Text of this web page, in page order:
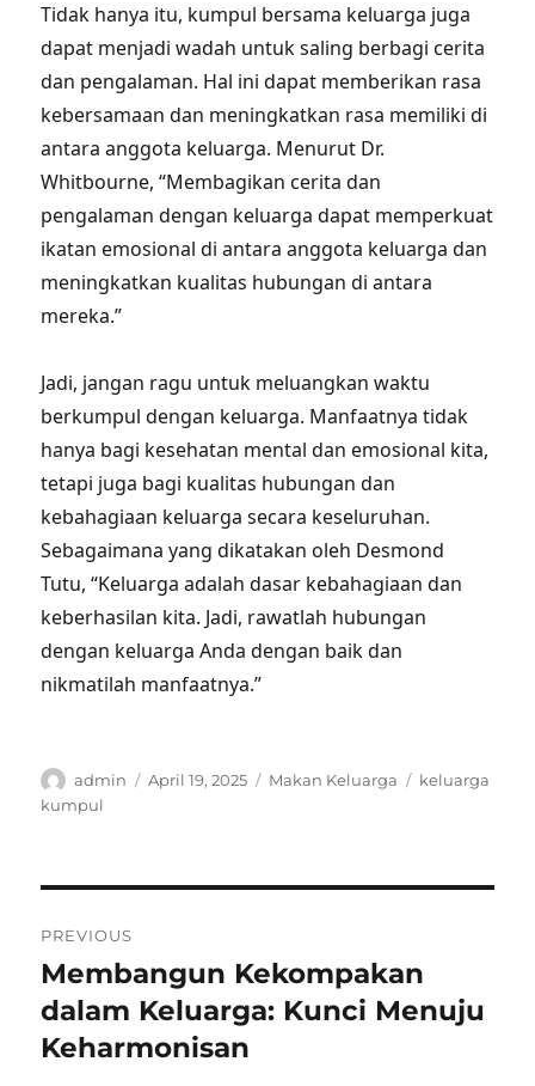
Tidak hanya itu, kumpul bersama keluarga juga
dapat menjadi wadah untuk saling berbagi cerita
dan pengalaman. Hal ini dapat memberikan rasa
kebersamaan dan meningkatkan rasa memiliki di
antara anggota keluarga. Menurut Dr.
Whitbourne, “Membagikan cerita dan
pengalaman dengan keluarga dapat memperkuat
ikatan emosional di antara anggota keluarga dan
meningkatkan kualitas hubungan di antara
mereka.”
Jadi, jangan ragu untuk meluangkan waktu
berkumpul dengan keluarga. Manfaatnya tidak
hanya bagi kesehatan mental dan emosional kita,
tetapi juga bagi kualitas hubungan dan
kebahagiaan keluarga secara keseluruhan.
Sebagaimana yang dikatakan oleh Desmond
Tutu, “Keluarga adalah dasar kebahagiaan dan
keberhasilan kita. Jadi, rawatlah hubungan
dengan keluarga Anda dengan baik dan
nikmatilah manfaatnya.”
Author
admin
Posted
April 19, 2025 Categories
Makan Keluarga Tags
keluarga
kumpul
navigation
PREVIOUS
Previous
post:
Membangun Kekompakan
dalam Keluarga: Kunci Menuju
Keharmonisan